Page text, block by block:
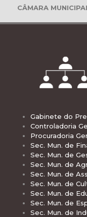
CÂMARA
Gabinete do
Controladoria
Procuradoria
Sec. Mun. de
Sec. Mun. de
Sec. Mun. de
Sec. Mun. de
Sec. Mun. de
Sec. Mun. de
Sec. Mun. de
Sec. Mun. de